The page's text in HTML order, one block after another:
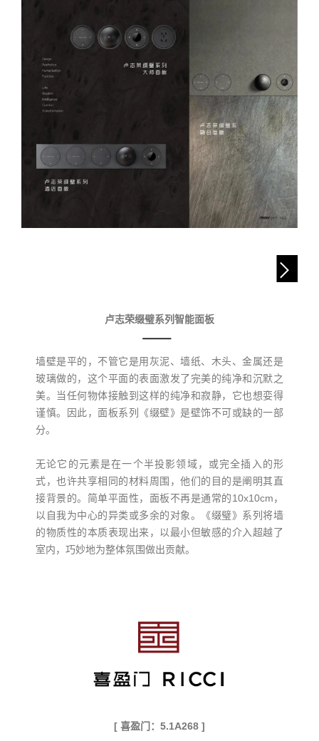
卢志荣缀璧系列智能面板
墙壁是平的，不管它是用灰泥、墙纸、木头、金属还是
玻璃做的，这个平面的表面激发了完美的纯净和沉默之
美。当任何物体接触到这样的纯净和寂静，它也想娈得
谨慎。因此，面板系列《缀壁》是壁饰不可或缺的一部
分。
无论它的元素是在一个半投影领域，或完全插入的形
式，也许共享相同的材料周围，他们的目的是阐明其直
接背景的。简单平面性，面板不再是通常的10x10cm，
以自我为中心的异类或多余的对象。《缀璧》系列将墙
的物质性的本质表现出来，以最小但敏感的介入超越了
室内，巧妙地为整体氛围做出贡献。
[ 喜盈门：5.1A268 ]